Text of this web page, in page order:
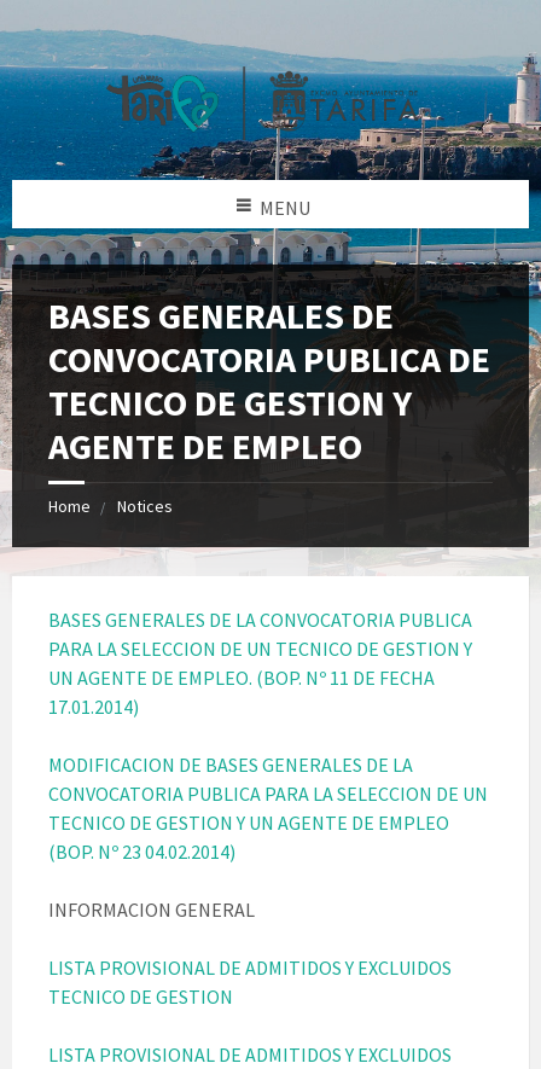
MENU
BASES GENERALES DE
CONVOCATORIA PUBLICA DE
TECNICO DE GESTION Y
AGENTE DE EMPLEO
Home Notices
BASES GENERALES DE LA CONVOCATORIA PUBLICA
PARA LA SELECCION DE UN TECNICO DE GESTION Y
UN AGENTE DE EMPLEO. (BOP. Nº 11 DE FECHA
17.01.2014)
MODIFICACION DE BASES GENERALES DE LA
CONVOCATORIA PUBLICA PARA LA SELECCION DE UN
TECNICO DE GESTION Y UN AGENTE DE EMPLEO
(BOP. Nº 23 04.02.2014)
INFORMACION GENERAL
LISTA PROVISIONAL DE ADMITIDOS Y EXCLUIDOS
TECNICO DE GESTION
LISTA PROVISIONAL DE ADMITIDOS Y EXCLUIDOS